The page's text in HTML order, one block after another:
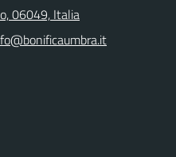
06049, Italia